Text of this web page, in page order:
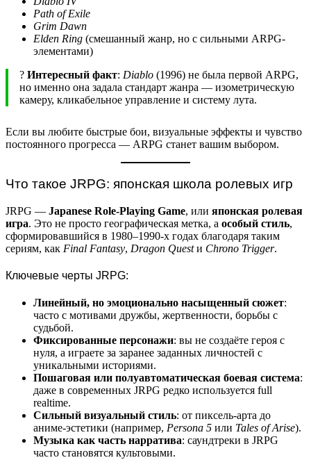
Path of Exile
Grim Dawn
Elden Ring (смешанный жанр, но с сильными ARPG-
элементами)
? Интересный факт: Diablo (1996) не была первой ARPG,
но именно она задала стандарт жанра — изометрическую
камеру, кликабельное управление и систему лута.
Если вы любите быстрые бои, визуальные эффекты и чувство
постоянного прогресса — ARPG станет вашим выбором.
Что такое JRPG: японская школа ролевых игр
JRPG — Japanese Role-Playing Game, или японская ролевая
игра. Это не просто географическая метка, а особый стиль,
сформировавшийся в 1980–1990-х годах благодаря таким
сериям, как Final Fantasy, Dragon Questи Chrono Trigger.
Ключевые черты JRPG:
Линейный, но эмоционально насыщенный сюжет:
часто с мотивами дружбы, жертвенности, борьбы с
судьбой.
Фиксированные персонажи: вы не создаёте героя с
нуля, а играете за заранее заданных личностей с
уникальными историями.
Пошаговая или полуавтоматическая боевая система:
даже в современных JRPG редко используется full
realtime.
Сильный визуальный стиль: от пиксель-арта до
аниме-эстетики (например, Persona 5 или Tales of Arise).
Музыка как часть нарратива: саундтреки в JRPG
часто становятся культовыми.